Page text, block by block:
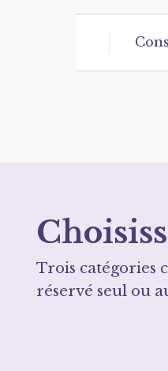
Trois catégories
réservé seul ou